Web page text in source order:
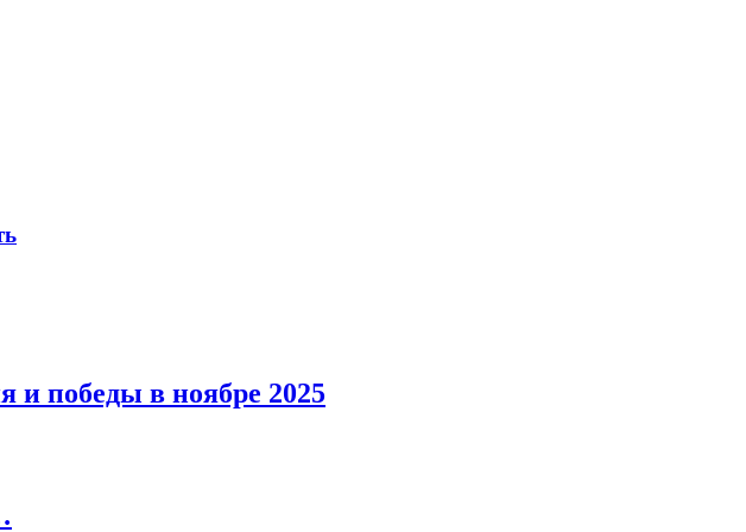
и победы в ноябре 2025